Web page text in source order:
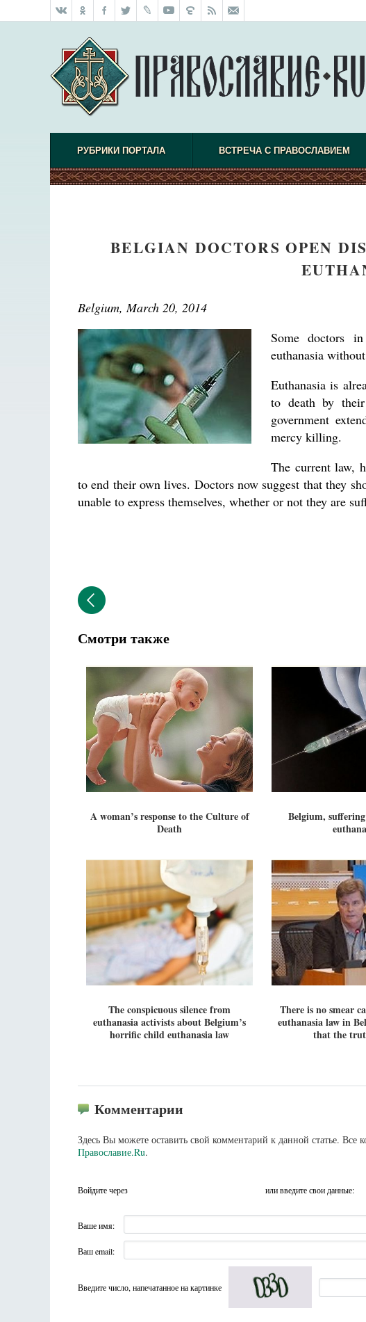
РУБРИКИ ПОРТАЛА ВСТРЕЧА С ПРАВОСЛАВИЕМ
BELGIAN DOCTORS OPEN
Belgium, March 20, 2014
Some doctors
euthanasia
Euthanasia is
to death by
government
mercy killing.
The current law,
to end their own lives. Doctors now suggest that they
unable to express themselves, whether or not they are
Смотри также
A woman’s response to the Culture of
Death
Belgium,
The conspicuous silence from
euthanasia activists about Belgium’s
horrific child euthanasia law
There is no smear
euthanasia law in
that the
Комментарии
Здесь Вы можете оставить свой комментарий к данной статье. Все
Православие.Ru.
Войдите через или введите свои данные:
Ваше имя:
Ваш email:
Введите число, напечатанное на картинке